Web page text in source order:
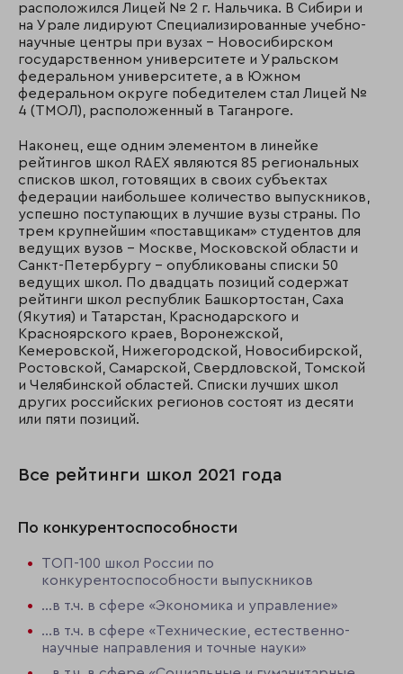
расположился Лицей № 2 г. Нальчика. В Сибири и
на Урале лидируют Специализированные учебно-
научные центры при вузах – Новосибирском
государственном университете и Уральском
федеральном университете, а в Южном
федеральном округе победителем стал Лицей №
4 (ТМОЛ), расположенный в Таганроге.
Наконец, еще одним элементом в линейке
рейтингов школ RAEX являются 85 региональных
списков школ, готовящих в своих субъектах
федерации наибольшее количество выпускников,
успешно поступающих в лучшие вузы страны. По
трем крупнейшим «поставщикам» студентов для
ведущих вузов – Москве, Московской области и
Санкт-Петербургу – опубликованы списки 50
ведущих школ. По двадцать позиций содержат
рейтинги школ республик Башкортостан, Саха
(Якутия) и Татарстан, Краснодарского и
Красноярского краев, Воронежской,
Кемеровской, Нижегородской, Новосибирской,
Ростовской, Самарской, Свердловской, Томской
и Челябинской областей. Списки лучших школ
других российских регионов состоят из десяти
или пяти позиций.
Все рейтинги школ 2021 года
По конкурентоспособности
ТОП-100 школ России по
конкурентоспособности выпускников
…в т.ч. в сфере «Экономика и управление»
…в т.ч. в сфере «Технические, естественно-
научные направления и точные науки»